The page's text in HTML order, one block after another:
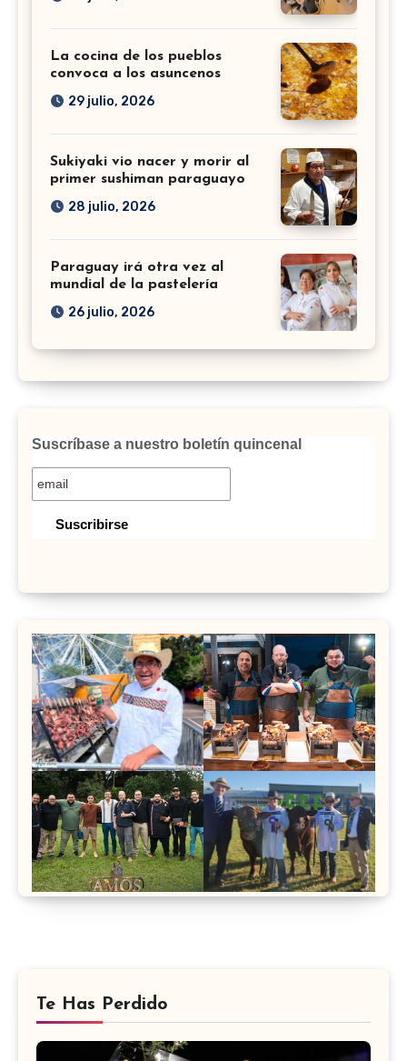
La cocina de los pueblos
convoca a los asuncenos
29 julio, 2026
Sukiyaki vio nacer y morir al
primer sushiman paraguayo
28 julio, 2026
Paraguay irá otra vez al
mundial de la pastelería
26 julio, 2026
Suscríbase a nuestro boletín quincenal
Te Has Perdido